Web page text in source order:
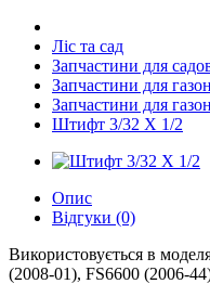
Ліс та сад
Запчастини для
Запчастини для
Запчастини для
Штифт 3/32 X 1/2
Опис
Відгуки (0)
Використовується в
(2008-01), FS6600 (2006-